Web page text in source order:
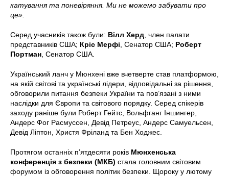
катування та поневіряння. Ми не можемо забувати про
це».
Серед учасників також були: Вілл Херд , член палати
представників США; Кріс Мерфі , Сенатор США; Роберт
Портман , Сенатор США.
Український ланч у Мюнхені вже вчетверте став платформою,
на якій світові та українські лідери, відповідальні за рішення,
обговорили питання безпеки України та пов’язані з ними
наслідки для Європи та світового порядку. Серед спікерів
заходу раніше були Роберт Гейтс, Вольфганг Іншингер,
Андерс Фог Расмуссен, Девід Петреус, Андерс Самуельсен,
Девід Ліптон, Христя Фріланд та Бен Ходжес.
Протягом останніх п’ятдесяти років Мюнхенська
конференція з безпеки (МКБ) стала головним світовим
форумом із обговорення політик безпеки. Щороку у лютому